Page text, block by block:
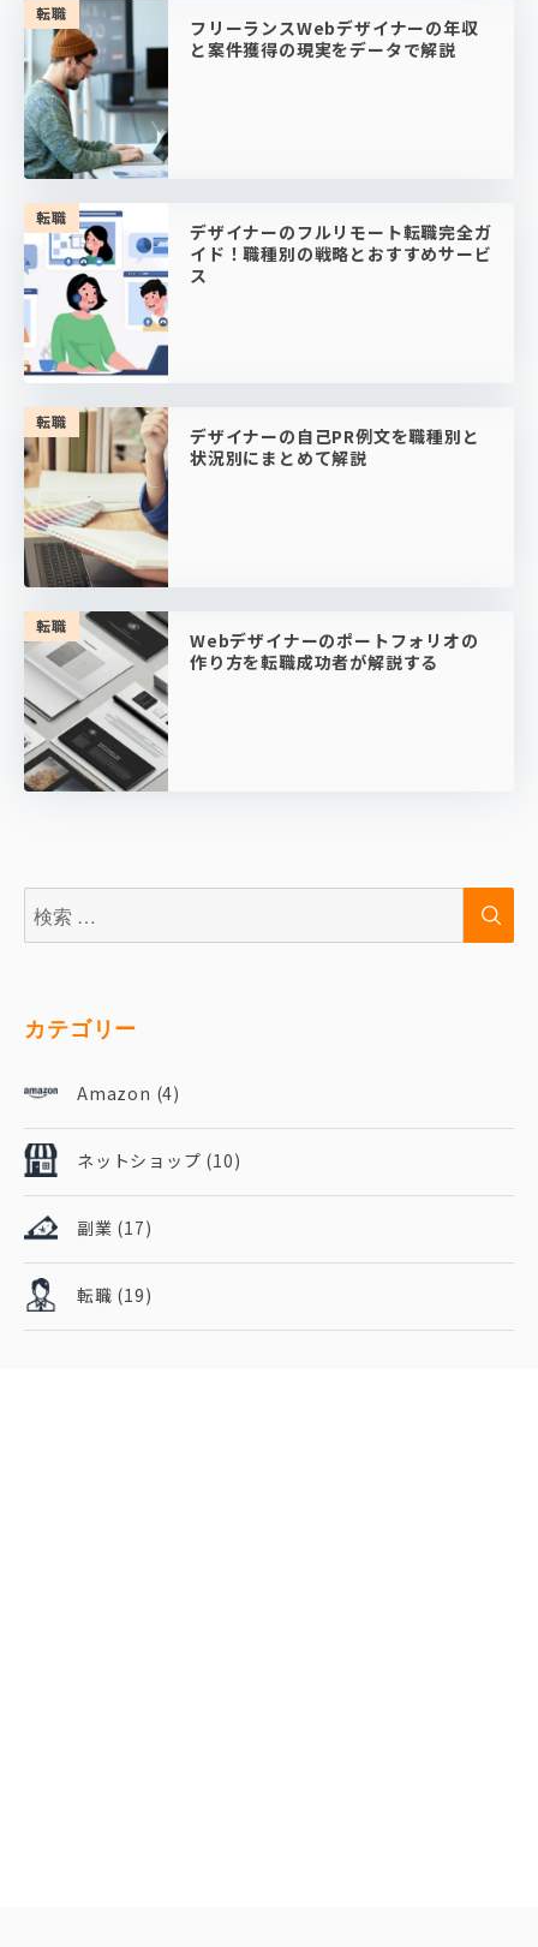
転職
フリーランスWebデザイナーの年収
と案件獲得の現実をデータで解説
転職
デザイナーのフルリモート転職完全ガ
イド！職種別の戦略とおすすめサービ
ス
転職
デザイナーの自己PR例文を職種別と
状況別にまとめて解説
転職
Webデザイナーのポートフォリオの
作り方を転職成功者が解説する
検
索:
検
カテゴリー
Amazon (4)
ネットショップ (10)
副業 (17)
転職 (19)